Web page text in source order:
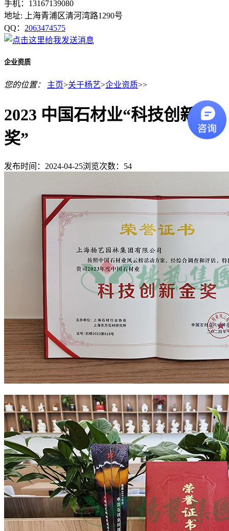
手机：13167139080
地址: 上海青浦区清河湾路1290号
QQ： 2063474575
企业资质
您的位置： 主页>关于杨艺>企业资质>>
2023 中国石材业“科技创新金
奖”
发布时间：2024-04-25浏览次数： 54